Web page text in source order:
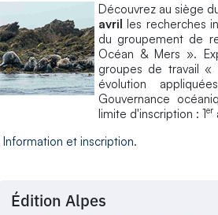
Découvrez au siège
avrilles recherches
du groupement de
Océan & Mers ».
groupes de travail
évolution
Gouvernance
limite d'inscription : 1er
Information et inscription.
Édition Alpes